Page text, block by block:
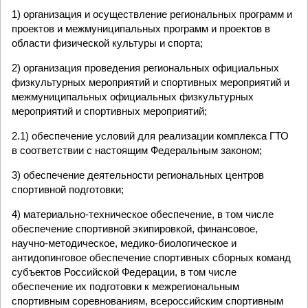
1) организация и осуществление региональных программ и
проектов и межмуниципальных программ и проектов в
области физической культуры и спорта;
2) организация проведения региональных официальных
физкультурных мероприятий и спортивных мероприятий и
межмуниципальных официальных физкультурных
мероприятий и спортивных мероприятий;
2.1) обеспечение условий для реализации комплекса ГТО
в соответствии с настоящим Федеральным законом;
3) обеспечение деятельности региональных центров
спортивной подготовки;
4) материально-техническое обеспечение, в том числе
обеспечение спортивной экипировкой, финансовое,
научно-методическое, медико-биологическое и
антидопинговое обеспечение спортивных сборных команд
субъектов Российской Федерации, в том числе
обеспечение их подготовки к межрегиональным
спортивным соревнованиям, всероссийским спортивным